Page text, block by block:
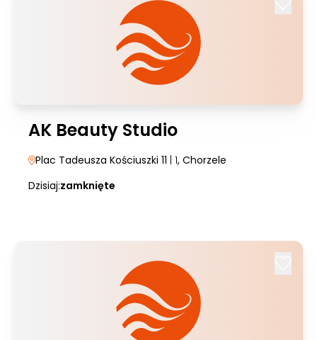
AK Beauty Studio
Plac Tadeusza Kościuszki 11 | 1, Chorzele
Dzisiaj:zamknięte